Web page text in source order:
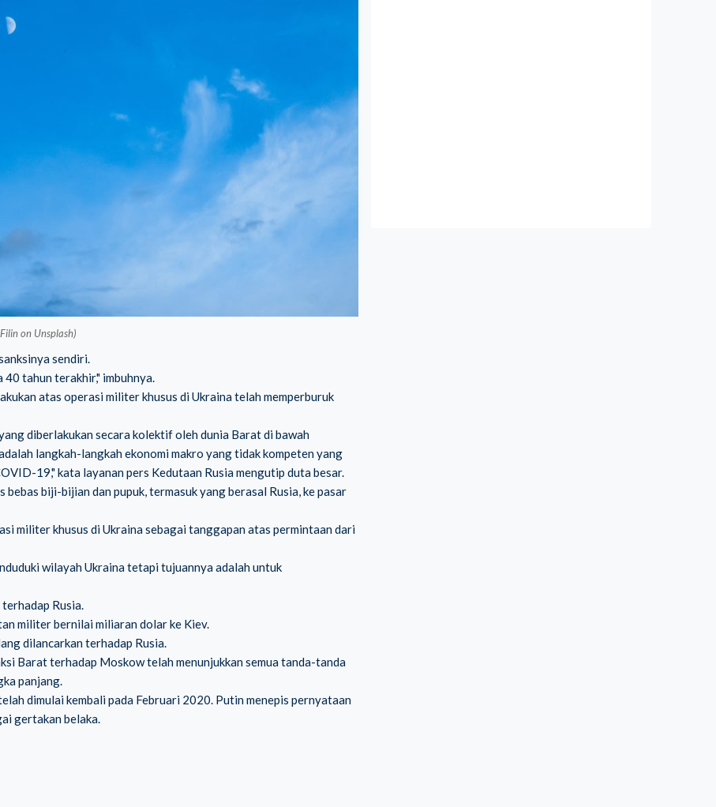
on Unsplash)
sendiri.
tahun terakhir," imbuhnya.
atas operasi militer khusus di Ukraina telah memperburuk
diberlakukan secara kolektif oleh dunia Barat di bawah
langkah-langkah ekonomi makro yang tidak kompeten yang
19," kata layanan pers Kedutaan Rusia mengutip duta besar.
biji-bijian dan pupuk, termasuk yang berasal Rusia, ke pasar
militer khusus di Ukraina sebagai tanggapan atas permintaan dari
wilayah Ukraina tetapi tujuannya adalah untuk
Rusia.
militer bernilai miliaran dolar ke Kiev.
dilancarkan terhadap Rusia.
Barat terhadap Moskow telah menunjukkan semua tanda-tanda
panjang.
dimulai kembali pada Februari 2020. Putin menepis pernyataan
gertakan belaka.